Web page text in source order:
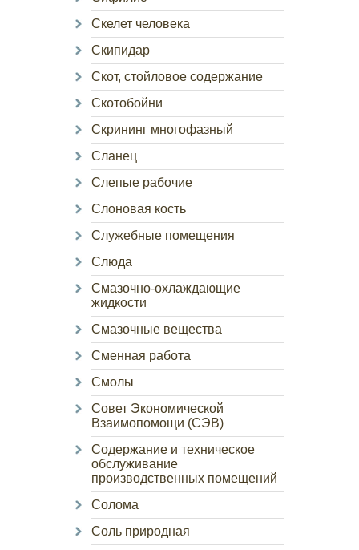
Скелет человека
Скипидар
Скот, стойловое содержание
Скотобойни
Скрининг многофазный
Сланец
Слепые рабочие
Слоновая кость
Служебные помещения
Слюда
Смазочно-охлаждающие
жидкости
Смазочные вещества
Сменная работа
Смолы
Совет Экономической
Взаимопомощи (СЭВ)
Содержание и техническое
обслуживание
производственных помещений
Солома
Соль природная